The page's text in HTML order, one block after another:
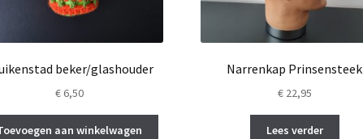
beker/glashouder
€6,50
aan winkelwagen
Narrenkap Prinsensteek
€22,95
Lees verder